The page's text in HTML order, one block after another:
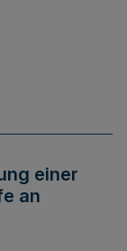
einer
an